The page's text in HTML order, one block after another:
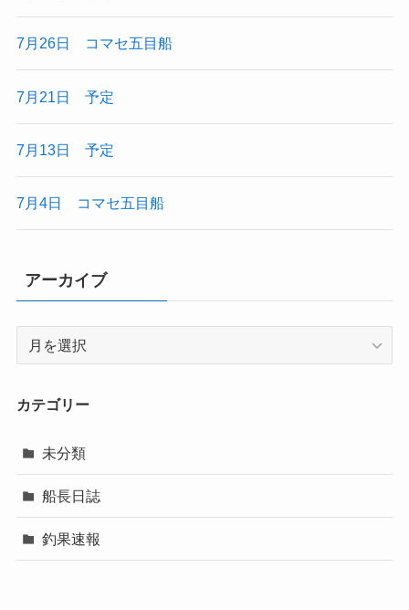
7月26日 コマセ五目船
7月21日 予定
7月13日 予定
7月4日 コマセ五目船
アーカイブ
イ
カテゴリー
未分類
船長日誌
釣果速報